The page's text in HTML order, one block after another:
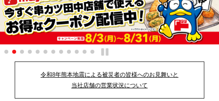
令和8年熊本地震による被災者の皆様へのお見舞いと
当社店舗の営業状況について